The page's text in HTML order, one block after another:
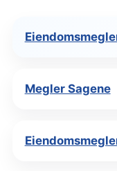
Megler Sagene